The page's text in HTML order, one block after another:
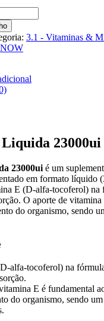
3.1 - Vitaminas &
NOW
23000ui
23000ui é um
em formato líquido
E (D-alfa-tocoferol) na
O aporte de
do organismo, sendo
alfa-tocoferol) na
E é fundamental
do organismo, sendo